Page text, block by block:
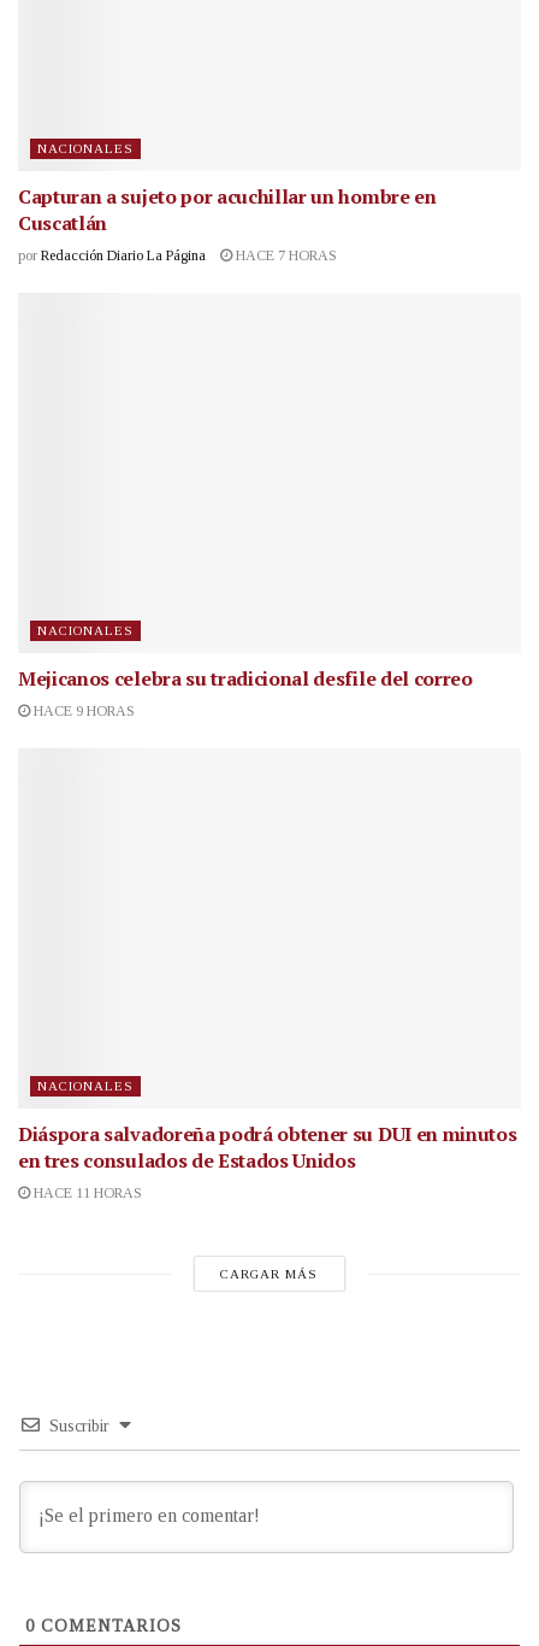
NACIONALES
Capturan a sujeto por acuchillar un hombre en
Cuscatlán
por Redacción Diario La Página HACE 7 HORAS
NACIONALES
Mejicanos celebra su tradicional desfile del correo
HACE 9 HORAS
NACIONALES
Diáspora salvadoreña podrá obtener su DUI en minutos
en tres consulados de Estados Unidos
HACE 11 HORAS
CARGAR MÁS
Suscribir
0 COMENTARIOS